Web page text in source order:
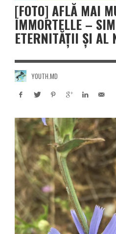
[FOTO] AFLĂ MAI
IMMORTELLE –
ETERNITĂȚII ȘI AL
YOUTH.MD